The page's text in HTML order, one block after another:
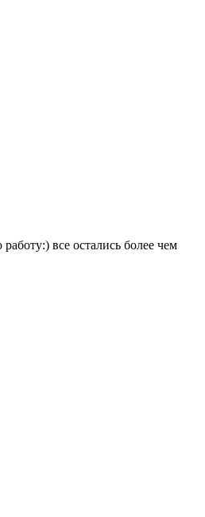
все остались более чем